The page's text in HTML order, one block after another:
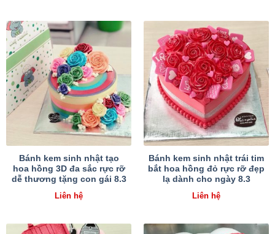
Bánh kem sinh nhật tạo
hoa hồng 3D đa sắc rực rỡ
dễ thương tặng con gái 8.3
Liên hệ
Bánh kem sinh nhật trái tim
bắt hoa hồng đỏ rực rỡ đẹp
lạ dành cho ngày 8.3
Liên hệ